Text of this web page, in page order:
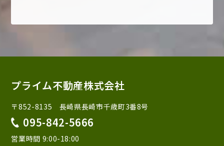
プライム不動産株式会社
〒852-8135 長崎県長崎市千歳町3番8号
095-842-5666
営業時間 9:00-18:00